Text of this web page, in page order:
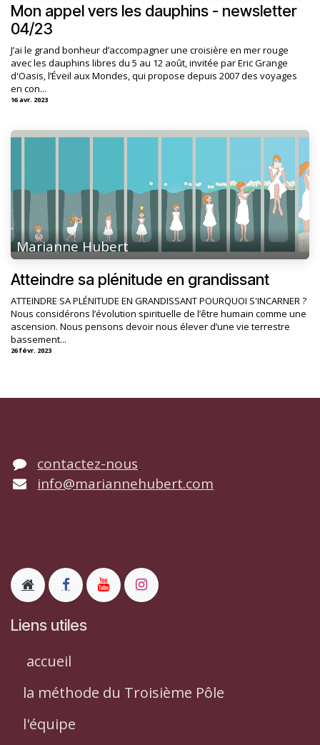
Mon appel vers les dauphins - newsletter
04/23
J’ai le grand bonheur d’accompagner une croisière en mer rouge
avec les dauphins libres du 5 au 12 août, invitée par Eric Grange
d'Oasis, l’Éveil aux Mondes, qui propose depuis 2007 des voyages
en con...
16 avr. 2023
Marianne Hubert
Atteindre sa plénitude en grandissant
ATTEINDRE SA PLÉNITUDE EN GRANDISSANT POURQUOI S'INCARNER ?
Nous considérons l’évolution spirituelle de l’être humain comme une
ascension. Nous pensons devoir nous élever d’une vie terrestre
bassement...
26 févr. 2023
contactez-nous
info@mariannehubert.com
Liens utiles
accueil
la méthode du Troisième Pôle
l'équipe